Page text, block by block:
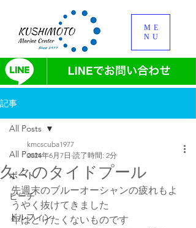
ME
NU
記事
All Posts
ボート
ビーチ
ドルフィン
All Posts
久々のタイドプール
kmcscuba1977
2024年6月7日 読了時間: 2分
先週末のブルーオーシャンの疲れもよ
うやく抜けてきました
年はとりたくないものです